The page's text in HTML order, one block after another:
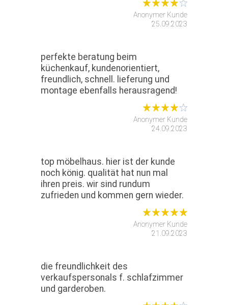
Anonymer Kunde
25.09.2023
perfekte beratung beim
küchenkauf, kundenorientiert,
freundlich, schnell. lieferung und
montage ebenfalls herausragend!
Anonymer Kunde
24.09.2023
top möbelhaus. hier ist der kunde
noch könig. qualität hat nun mal
ihren preis. wir sind rundum
zufrieden und kommen gern wieder.
Anonymer Kunde
21.09.2023
die freundlichkeit des
verkaufspersonals f. schlafzimmer
und garderoben.